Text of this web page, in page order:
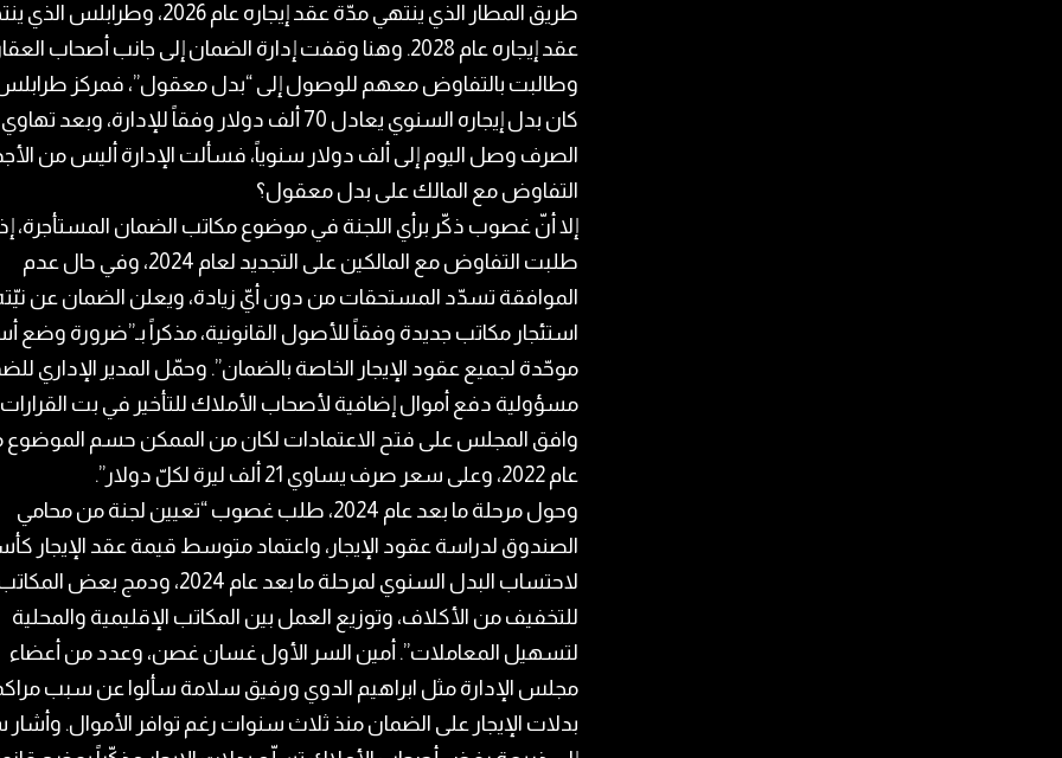
طريق المطار الذي ينتهي مدّة عقد إيجاره عام 2026،
عقد إيجاره عام 2028. وهنا وقفت إدارة الضمان إلى جانب أصحاب
وطالبت بالتفاوض معهم للوصول إلى “بدل معقول”، فمركز
كان بدل إيجاره السنوي يعادل 70 ألف دولار وفقاً للإدارة، وبعد
الصرف وصل اليوم إلى ألف دولار سنوياً، فسألت الإدارة أليس من
التفاوض مع المالك على بدل معقول؟
إلا أنّ غصوب ذكّر برأي اللجنة في موضوع مكاتب الضمان المستأجرة، إذ
طلبت التفاوض مع المالكين على التجديد لعام 2024، وفي حال عدم
الموافقة تسدّد المستحقات من دون أيّ زيادة، ويعلن الضمان عن
استئجار مكاتب جديدة وفقاً للأصول القانونية، مذكراً بـ”ضرورة
موحّدة لجميع عقود الإيجار الخاصة بالضمان”. وحمّل المدير الإداري
مسؤولية دفع أموال إضافية لأصحاب الأملاك للتأخير في بت
وافق المجلس على فتح الاعتمادات لكان من الممكن حسم الموضوع
عام 2022، وعلى سعر صرف يساوي 21 ألف ليرة لكلّ دولار”.
وحول مرحلة ما بعد عام 2024، طلب غصوب “تعيين لجنة من محامي
الصندوق لدراسة عقود الإيجار، واعتماد متوسط قيمة عقد الإيجار
لاحتساب البدل السنوي لمرحلة ما بعد عام 2024، ودمج بعض
للتخفيف من الأكلاف، وتوزيع العمل بين المكاتب الإقليمية والمحلية
لتسهيل المعاملات”. أمين السر الأول غسان غصن، وعدد من أعضاء
مجلس الإدارة مثل ابراهيم الدوي ورفيق سلامة سألوا عن سبب
بدلات الإيجار على الضمان منذ ثلاث سنوات رغم توافر الأموال.